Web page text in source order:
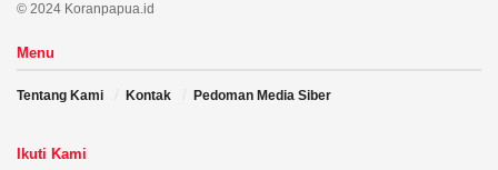
© 2024 Koranpapua.id
Menu
Tentang Kami Kontak Pedoman Media Siber
Ikuti Kami